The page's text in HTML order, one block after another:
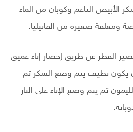
الأبيض الناعم وكوبان من الماء
صغيرة من الفانيليا.
القطر عن طريق إحضار إناء عميق
يكون نظيف يتم وضع السكر ثم
ثم يتم وضع الإناء على النار